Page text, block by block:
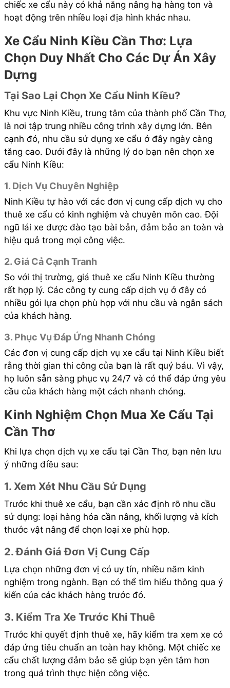
chiếc xe cẩu này có khả năng nâng hạ hàng ton và
hoạt động trên nhiều loại địa hình khác nhau.
Xe Cẩu Ninh Kiều Cần Thơ: Lựa
Chọn Duy Nhất Cho Các Dự Án Xây
Dựng
Tại Sao Lại Chọn Xe Cẩu Ninh Kiều?
Khu vực Ninh Kiều, trung tâm của thành phố Cần Thơ,
là nơi tập trung nhiều công trình xây dựng lớn. Bên
cạnh đó, nhu cầu sử dụng xe cẩu ở đây ngày càng
tăng cao. Dưới đây là những lý do bạn nên chọn xe
cẩu Ninh Kiều:
1. Dịch Vụ Chuyên Nghiệp
Ninh Kiều tự hào với các đơn vị cung cấp dịch vụ cho
thuê xe cẩu có kinh nghiệm và chuyên môn cao. Đội
ngũ lái xe được đào tạo bài bản, đảm bảo an toàn và
hiệu quả trong mọi công việc.
2. Giá Cả Cạnh Tranh
So với thị trường, giá thuê xe cẩu Ninh Kiều thường
rất hợp lý. Các công ty cung cấp dịch vụ ở đây có
nhiều gói lựa chọn phù hợp với nhu cầu và ngân sách
của khách hàng.
3. Phục Vụ Đáp Ứng Nhanh Chóng
Các đơn vị cung cấp dịch vụ xe cẩu tại Ninh Kiều biết
rằng thời gian thi công của bạn là rất quý báu. Vì vậy,
họ luôn sẵn sàng phục vụ 24/7 và có thể đáp ứng yêu
cầu của khách hàng một cách nhanh chóng.
Kinh Nghiệm Chọn Mua Xe Cẩu Tại
Cần Thơ
Khi lựa chọn dịch vụ xe cẩu tại Cần Thơ, bạn nên lưu
ý những điều sau:
1. Xem Xét Nhu Cầu Sử Dụng
Trước khi thuê xe cẩu, bạn cần xác định rõ nhu cầu
sử dụng: loại hàng hóa cần nâng, khối lượng và kích
thước vật nâng để chọn loại xe phù hợp.
2. Đánh Giá Đơn Vị Cung Cấp
Lựa chọn những đơn vị có uy tín, nhiều năm kinh
nghiệm trong ngành. Bạn có thể tìm hiểu thông qua ý
kiến của các khách hàng trước đó.
3. Kiểm Tra Xe Trước Khi Thuê
Trước khi quyết định thuê xe, hãy kiểm tra xem xe có
đáp ứng tiêu chuẩn an toàn hay không. Một chiếc xe
cẩu chất lượng đảm bảo sẽ giúp bạn yên tâm hơn
trong quá trình thực hiện công việc.